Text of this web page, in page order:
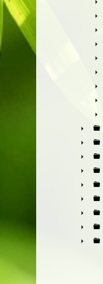
►
►
►
►
►
►
►
►
►
►
►
►
►
►
►
►
►